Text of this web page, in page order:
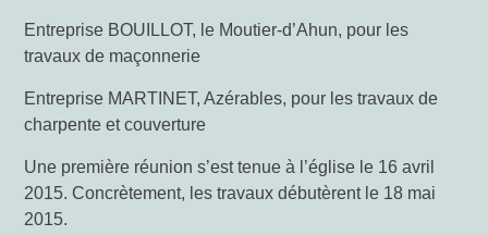
Entreprise BOUILLOT, le Moutier-d’Ahun, pour les
travaux de maçonnerie
Entreprise MARTINET, Azérables, pour les travaux de
charpente et couverture
Une première réunion s’est tenue à l’église le 16 avril
2015. Concrètement, les travaux débutèrent le 18 mai
2015.